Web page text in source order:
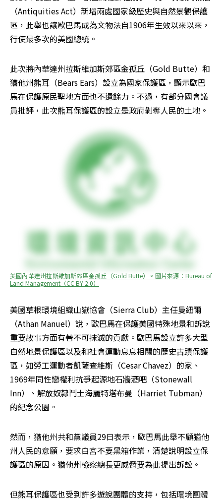
（Antiquities Act）新增兩處國家級歷史與自然景觀保護
區，此舉也讓歐巴馬成為文物法自1906年生效以來以來，
行使最多次的美國總統。
此次將內華達州拉斯維加斯郊區金孤丘（Gold Butte）和
猶他州熊耳（Bears Ears）設立為國家保護區，顯示歐巴
馬在保護原民聖地方面也不遺餘力。不過，有部分國會議
員批評，此次熊耳保護區的設立是政府剝奪人民的土地。
美國內華達州拉斯維加斯郊區金孤丘（Gold Butte）。圖片來源：Bureau of
Land Management（CC BY 2.0）
美國草根環境組織山嶽協會（Sierra Club）主任曼紐爾
（Athan Manuel）說，歐巴馬在保護美國特殊地景和訴說
重要故事方面有著不可抹滅的貢獻。歐巴馬設立許多大型
自然地景保護區以及和社會運動息息相關的歷史古蹟保護
區，如勞工運動者凱薩查維斯（Cesar Chavez）的家、
1969年同性戀權利抗爭起源地石牆酒吧（Stonewall
Inn）、解放奴隸鬥士海麗特塔布曼（Harriet Tubman）
的紀念公園。
然而，猶他州共和黨議員29日表示，歐巴馬此舉不顧猶他
州人民的意願，要求白宮不要黑箱作業，清楚說明設立保
護區的原因。猶他州檢察總長更威脅要為此提出訴訟。
但熊耳保護區也受到許多遊說團體的支持，包括環境團體